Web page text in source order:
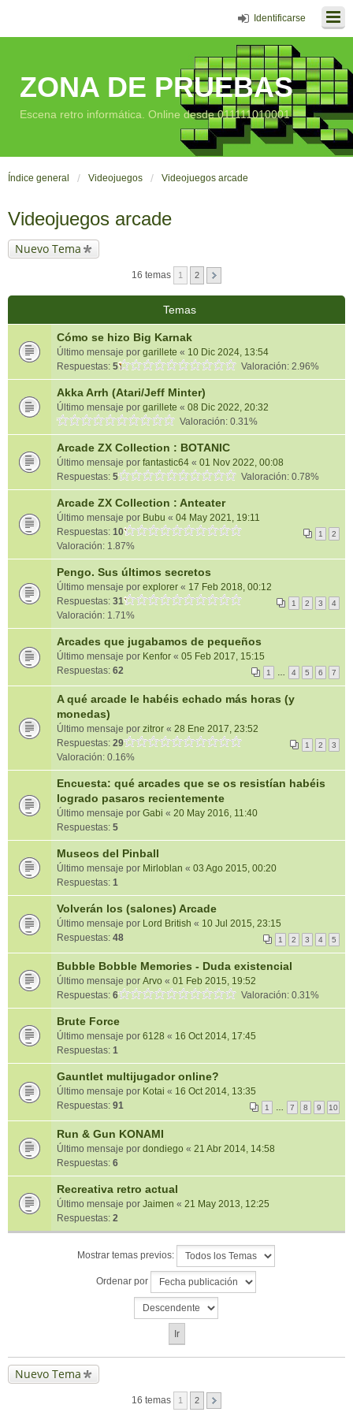
Identificarse
ZONA DE PRUEBAS
Escena retro informática. Online desde 011111010001
Índice general Videojuegos Videojuegos arcade
Videojuegos arcade
Nuevo Tema
16 temas 1 2
Temas
Cómo se hizo Big Karnak
Último mensaje por garillete « 10 Dic 2024, 13:54
Respuestas: 5 Valoración: 2.96%
Akka Arrh (Atari/Jeff Minter)
Último mensaje por garillete « 08 Dic 2022, 20:32
Valoración: 0.31%
Arcade ZX Collection : BOTANIC
Último mensaje por fantastic64 « 01 Nov 2022, 00:08
Respuestas: 5 Valoración: 0.78%
Arcade ZX Collection : Anteater
Último mensaje por Bubu « 04 May 2021, 19:11
Respuestas: 10 1 2
Valoración: 1.87%
Pengo. Sus últimos secretos
Último mensaje por explorer « 17 Feb 2018, 00:12
Respuestas: 31 1 2 3 4
Valoración: 1.71%
Arcades que jugabamos de pequeños
Último mensaje por Kenfor « 05 Feb 2017, 15:15
Respuestas: 62 1 4 5 6 7
A qué arcade le habéis echado más horas (y
monedas)
Último mensaje por zitror « 28 Ene 2017, 23:52
Respuestas: 29 1 2 3
Valoración: 0.16%
Encuesta: qué arcades que se os resistían habéis
logrado pasaros recientemente
Último mensaje por Gabi « 20 May 2016, 11:40
Respuestas: 5
Museos del Pinball
Último mensaje por Mirloblan « 03 Ago 2015, 00:20
Respuestas: 1
Volverán los (salones) Arcade
Último mensaje por Lord British « 10 Jul 2015, 23:15
Respuestas: 48 1 2 3 4 5
Bubble Bobble Memories - Duda existencial
Último mensaje por Arvo « 01 Feb 2015, 19:52
Respuestas: 6 Valoración: 0.31%
Brute Force
Último mensaje por 6128 « 16 Oct 2014, 17:45
Respuestas: 1
Gauntlet multijugador online?
Último mensaje por Kotai « 16 Oct 2014, 13:35
Respuestas: 91 1 7 8 9 10
Run & Gun KONAMI
Último mensaje por dondiego « 21 Abr 2014, 14:58
Respuestas: 6
Recreativa retro actual
Último mensaje por Jaimen « 21 May 2013, 12:25
Respuestas: 2
Mostrar temas previos:
Ordenar por
Nuevo Tema
16 temas 1 2